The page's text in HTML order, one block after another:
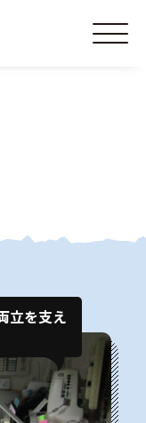
立を支え